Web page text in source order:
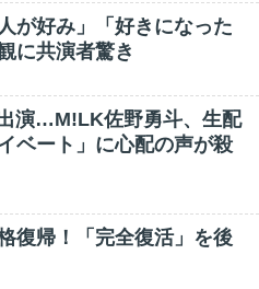
が好み」「好きになった
に共演者驚き
演…M!LK佐野勇斗、生配
ベート」に心配の声が殺
復帰！「完全復活」を後